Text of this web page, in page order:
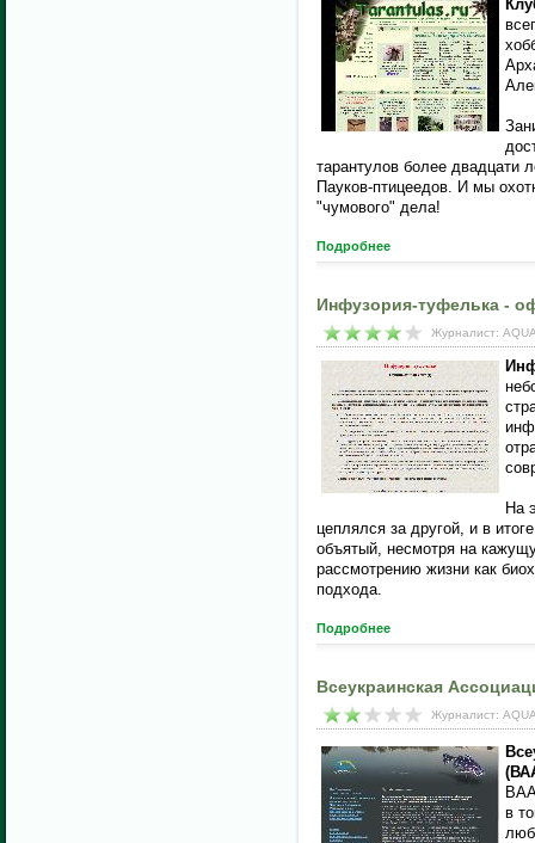
тарантулов более двадцати
Пауков-птицеедов. И мы
"чумового" дела!
Подробнее
Инфузория-туфелька -
Журналист:
На
цеплялся за другой, и в
объятый, несмотря на
рассмотрению жизни как
подхода.
Подробнее
Всеукраинская
Журналист:
в